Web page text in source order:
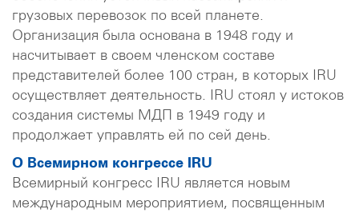
грузовых перевозок по всей планете.
Организация была основана в 1948 году и
насчитывает в своем членском составе
представителей более 100 стран, в которых IRU
осуществляет деятельность. IRU стоял у истоков
создания системы МДП в 1949 году и
продолжает управлять ей по сей день.
О Всемирном конгрессе IRU
Всемирный конгресс IRU является новым
международным мероприятием, посвященным